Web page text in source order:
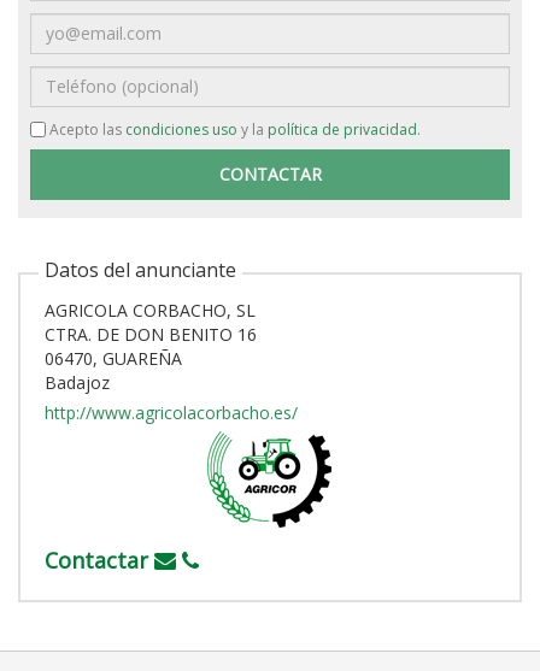
Email
Teléfono
Acepto las condiciones uso y la política de privacidad.
Datos del anunciante
AGRICOLA CORBACHO, SL
CTRA. DE DON BENITO 16
06470, GUAREÑA
Badajoz
http://www.agricolacorbacho.es/
Contactar